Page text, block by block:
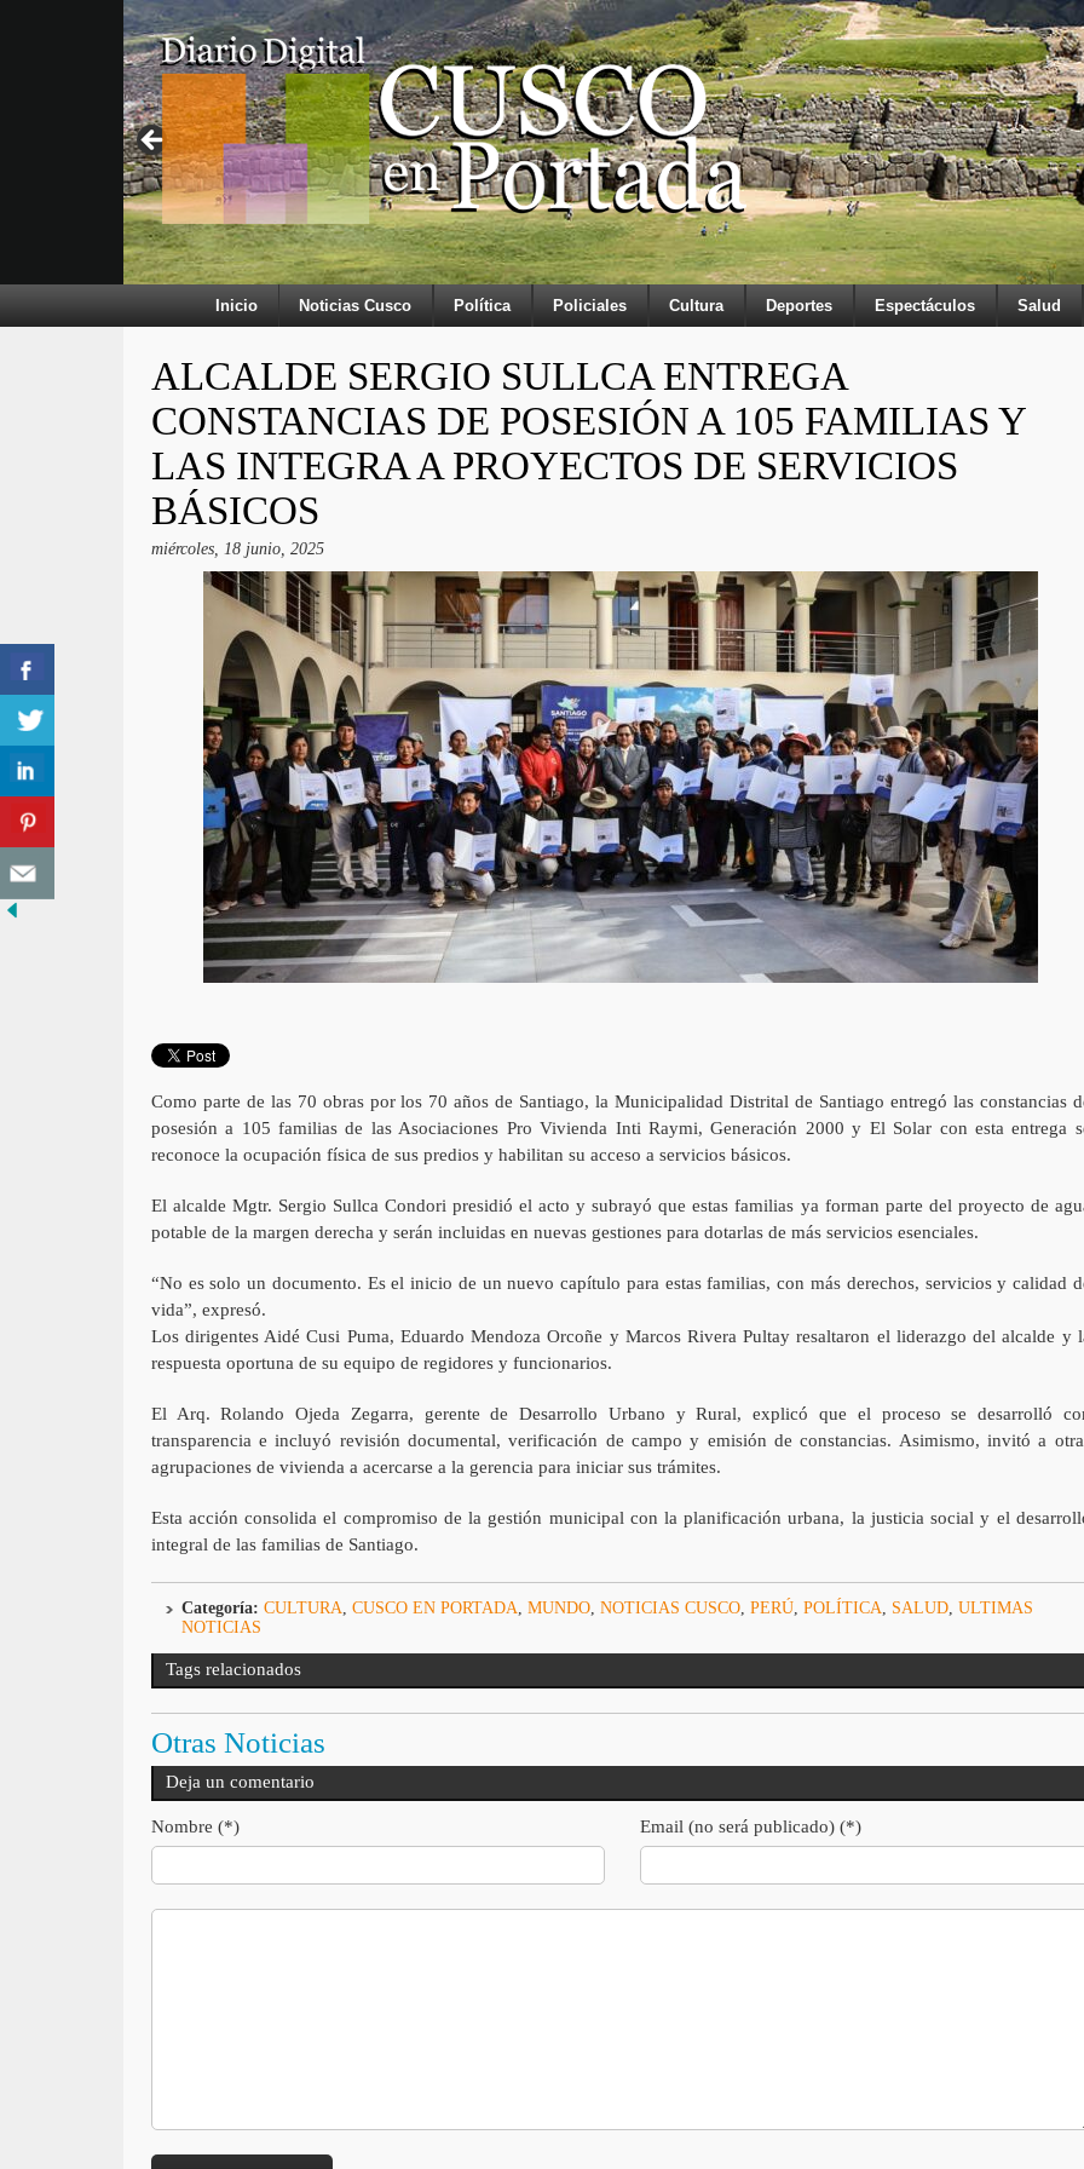
Inicio Noticias Cusco Política Policiales Cultura Deportes Espectáculos Salud
ALCALDE SERGIO SULLCA ENTREGA
CONSTANCIAS DE POSESIÓN A 105 FAMILIAS Y
LAS INTEGRA A PROYECTOS DE SERVICIOS
BÁSICOS
miércoles, 18 junio, 2025
Como parte de las 70 obras por los 70 años de Santiago, la Municipalidad Distrital de Santiago entregó las constancias
posesión a 105 familias de las Asociaciones Pro Vivienda Inti Raymi, Generación 2000 y El Solar con esta entrega
reconoce la ocupación física de sus predios y habilitan su acceso a servicios básicos.
El alcalde Mgtr. Sergio Sullca Condori presidió el acto y subrayó que estas familias ya forman parte del proyecto de
potable de la margen derecha y serán incluidas en nuevas gestiones para dotarlas de más servicios esenciales.
“No es solo un documento. Es el inicio de un nuevo capítulo para estas familias, con más derechos, servicios y calidad
vida”, expresó.
Los dirigentes Aidé Cusi Puma, Eduardo Mendoza Orcoñe y Marcos Rivera Pultay resaltaron el liderazgo del alcalde y
respuesta oportuna de su equipo de regidores y funcionarios.
El Arq. Rolando Ojeda Zegarra, gerente de Desarrollo Urbano y Rural, explicó que el proceso se desarrolló
transparencia e incluyó revisión documental, verificación de campo y emisión de constancias. Asimismo, invitó a
agrupaciones de vivienda a acercarse a la gerencia para iniciar sus trámites.
Esta acción consolida el compromiso de la gestión municipal con la planificación urbana, la justicia social y el
integral de las familias de Santiago.
Categoría: CULTURA CUSCO EN PORTADA MUNDO, NOTICIAS CUSCO, PERÚ, POLÍTICA SALUD, ULTIMAS
NOTICIAS
Tags relacionados
Otras Noticias
Deja un comentario
Nombre (*) Email (no será publicado) (*)